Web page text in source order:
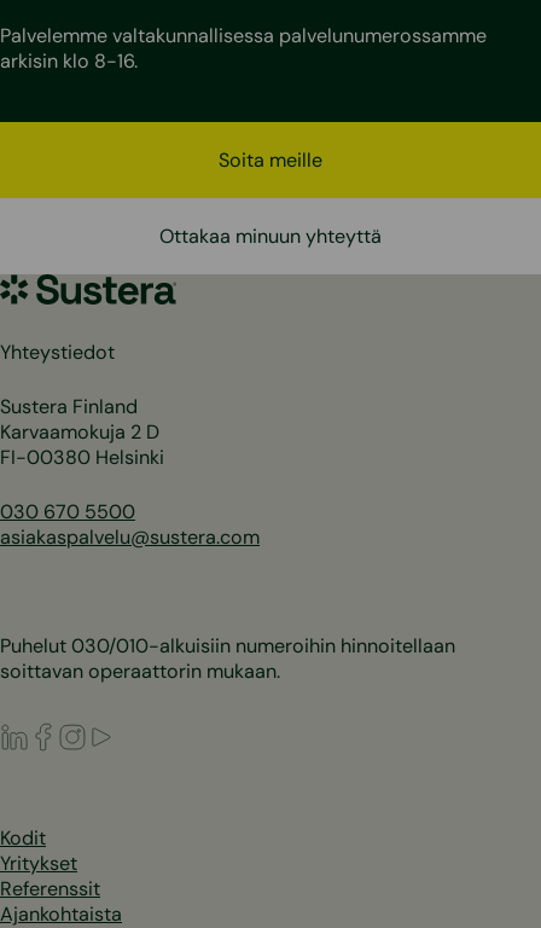
Palvelemme valtakunnallisessa palvelunumerossamme
arkisin klo 8-16.
Soita meille
Ottakaa minuun yhteyttä
Sustera
Yhteystiedot
Sustera Finland
Karvaamokuja 2 D
FI-00380 Helsinki
030 670 5500
asiakaspalvelu@sustera.com
Puhelut 030/010-alkuisiin numeroihin hinnoitellaan
soittavan operaattorin mukaan.
LinkedIn
Facebook
Instagram
Kodit
Yritykset
Referenssit
Ajankohtaista